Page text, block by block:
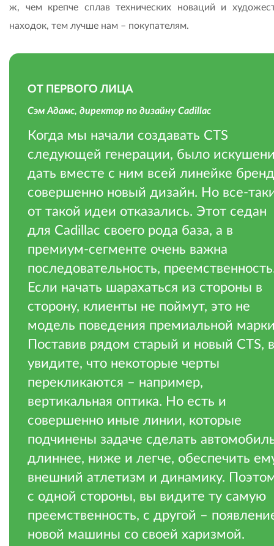
ж, чем крепче сплав технических новаций и
находок, тем лучше нам – покупателям.
ОТ ПЕРВОГО ЛИЦА
Сэм Адамс, директор по дизайну Cadillac
Когда мы начали создавать CTS
следующей генерации, было
дать вместе с ним всей линейке
совершенно новый дизайн. Но все-
от такой идеи отказались. Этот седан
для Cadillac своего рода база, а в
премиум-сегменте очень важна
последовательность,
Если начать шарахаться из стороны в
сторону, клиенты не поймут, это не
модель поведения премиальной
Поставив рядом старый и новый CTS,
увидите, что некоторые черты
перекликаются – например,
вертикальная оптика. Но есть и
совершенно иные линии, которые
подчинены задаче сделать
длиннее, ниже и легче, обеспечить
внешний атлетизм и динамику.
с одной стороны, вы видите ту самую
преемственность, с другой –
новой машины со своей харизмой.